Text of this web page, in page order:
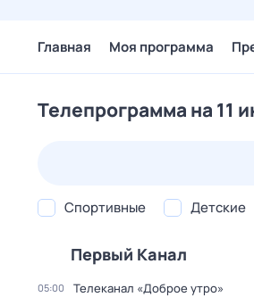
Главная Моя программа
Телепрограмма на 11
Спортивные Детские
Первый Канал
05:00 Телеканал «Доброе утро»